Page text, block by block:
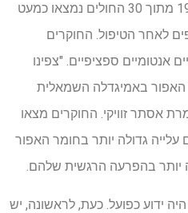
המחקר סיפק תוצאות ברורות: 19 מתוך 30 החולים נמצאו כמעט
לאחר הטיפול. החוקרים
אנטומיים ספציפיים. "צפינו
באמיגדלה השמאלית
אסתר זוויקי. החוקרים מצאו
גדולה יותר בחומר האפור
יותר בהפרעה הרגשית שלהם.
היה ידוע כפועל. כעת, לראשונה, יש